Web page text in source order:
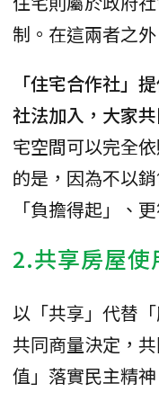
制。在這兩者之
「住宅合作社」
社法加入，大家
宅空間可以完全
的是，因為不以
「負擔得起」、
2.共享房屋使
以「共享」代替
共同商量決定，
值」落實民主精神